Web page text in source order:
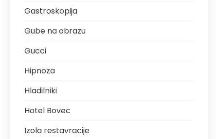
Gastroskopija
Gube na obrazu
Gucci
Hipnoza
Hladilniki
Hotel Bovec
Izola restavracije